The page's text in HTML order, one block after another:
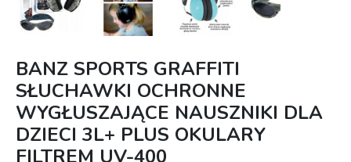
BANZ SPORTS GRAFFITI
SŁUCHAWKI OCHRONNE
WYGŁUSZAJĄCE NAUSZNIKI DLA
DZIECI 3L+ PLUS OKULARY
FILTREM UV-400